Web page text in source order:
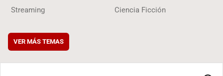
Streaming Ciencia Ficción
VER MÁS TEMAS